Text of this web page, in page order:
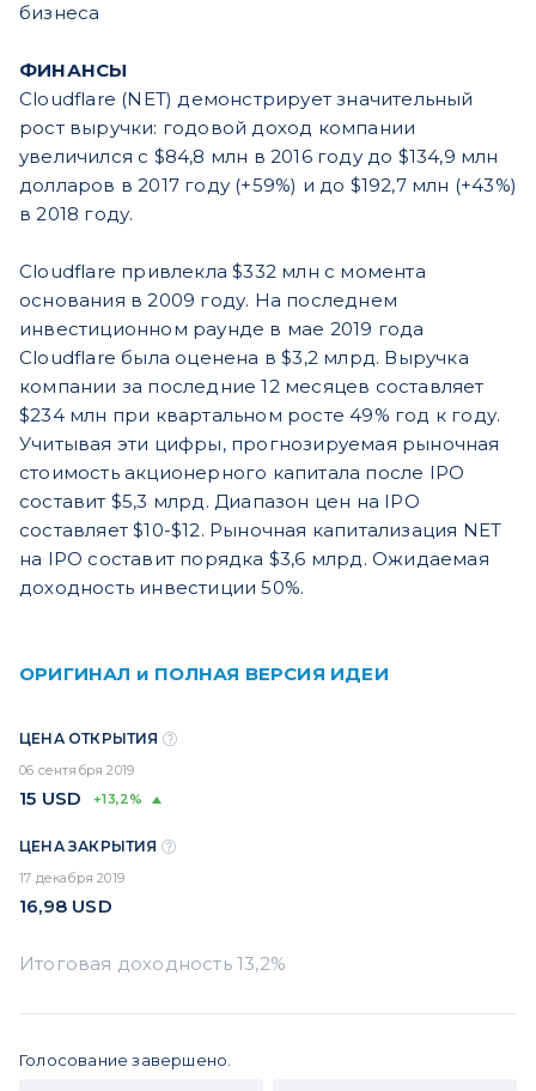
бизнеса
ФИНАНСЫ
Cloudflare (NET) демонстрирует значительный
рост выручки: годовой доход компании
увеличился с $84,8 млн в 2016 году до $134,9 млн
долларов в 2017 году (+59%) и до $192,7 млн (+43%)
в 2018 году.
Cloudflare привлекла $332 млн с момента
основания в 2009 году. На последнем
инвестиционном раунде в мае 2019 года
Cloudflare была оценена в $3,2 млрд. Выручка
компании за последние 12 месяцев составляет
$234 млн при квартальном росте 49% год к году.
Учитывая эти цифры, прогнозируемая рыночная
стоимость акционерного капитала после IPO
составит $5,3 млрд. Диапазон цен на IPO
составляет $10-$12. Рыночная капитализация NET
на IPO составит порядка $3,6 млрд. Ожидаемая
доходность инвестиции 50%.
ОРИГИНАЛ и ПОЛНАЯ ВЕРСИЯ ИДЕИ
ЦЕНА ОТКРЫТИЯ
06 сентября 2019
15 USD +13,2%
ЦЕНА ЗАКРЫТИЯ
17 декабря 2019
16,98 USD
Голосование завершено.